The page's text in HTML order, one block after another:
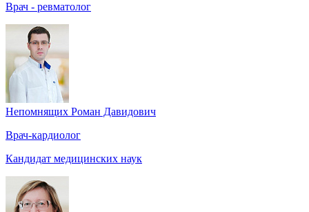
Врач - ревматолог
Непомнящих Роман Давидович
Врач-кардиолог
Кандидат медицинских наук